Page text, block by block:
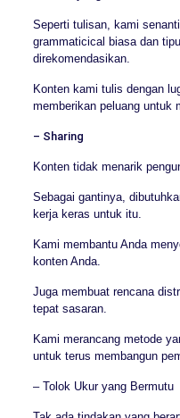
Seperti tulisan, kami
grammaticical biasa dan
direkomendasikan.
Konten kami tulis dengan
memberikan peluang untuk
– Sharing
Konten tidak menarik
Sebagai gantinya,
kerja keras untuk itu.
Kami membantu Anda
konten Anda.
Juga membuat rencana
tepat sasaran.
Kami merancang metode
untuk terus membangun
– Tolok Ukur yang Bermutu